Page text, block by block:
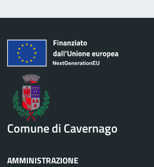
Comune di Cavernago
AMMINISTRAZIONE